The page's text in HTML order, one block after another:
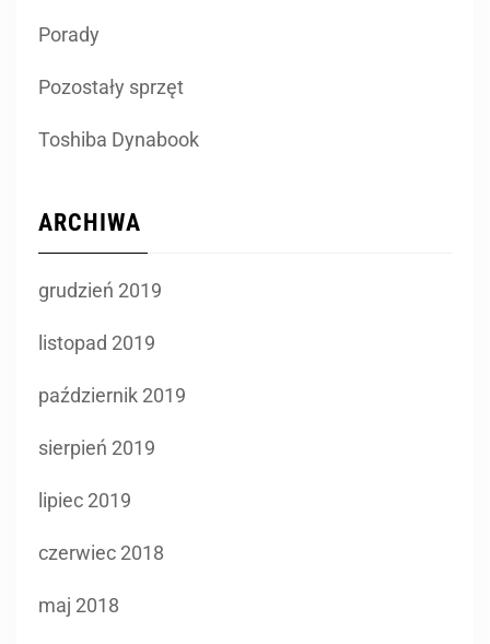
Porady
Pozostały sprzęt
Toshiba Dynabook
ARCHIWA
grudzień 2019
listopad 2019
październik 2019
sierpień 2019
lipiec 2019
czerwiec 2018
maj 2018